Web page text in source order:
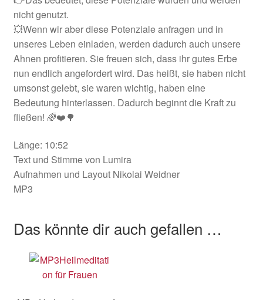
nicht genutzt.
💥Wenn wir aber diese Potenziale anfragen und in
unseres Leben einladen, werden dadurch auch unsere
Ahnen profitieren. Sie freuen sich, dass ihr gutes Erbe
nun endlich angefordert wird. Das heißt, sie haben nicht
umsonst gelebt, sie waren wichtig, haben eine
Bedeutung hinterlassen. Dadurch beginnt die Kraft zu
fließen! 🌈❤️🌳
Länge: 10:52
Text und Stimme von Lumira
Aufnahmen und Layout Nikolai Weidner
MP3
Das könnte dir auch gefallen …